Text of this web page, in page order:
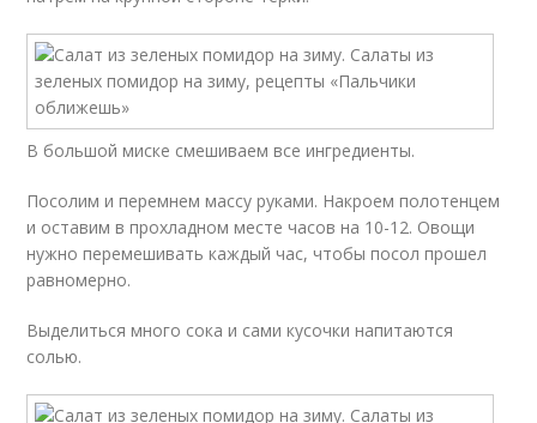
В большой миске смешиваем все ингредиенты.
Посолим и перемнем массу руками. Накроем полотенцем
и оставим в прохладном месте часов на 10-12. Овощи
нужно перемешивать каждый час, чтобы посол прошел
равномерно.
Выделиться много сока и сами кусочки напитаются
солью.